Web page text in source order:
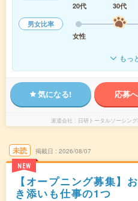
20代
30代
男女比率
女性
もっ
気になる! 応募
派遣会社 日研トータルソーシン
未読
NEW
掲載日 2026/08/07
【オープニング募集】
き添いも仕事の1つ